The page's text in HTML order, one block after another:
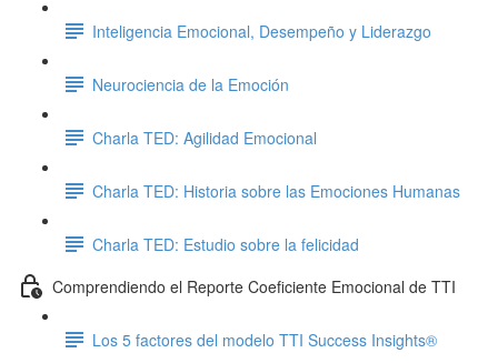
Inteligencia Emocional, Desempeño y Liderazgo
Neurociencia de la Emoción
Charla TED: Agilidad Emocional
Charla TED: Historia sobre las Emociones Humanas
Charla TED: Estudio sobre la felicidad
Comprendiendo el Reporte Coeficiente Emocional de TTI
Los 5 factores del modelo TTI Success Insights®